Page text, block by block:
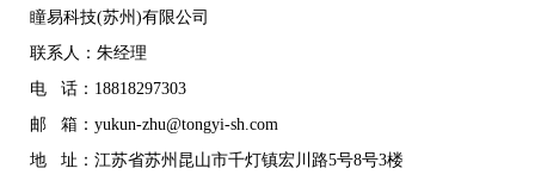
瞳易科技(苏州)有限公司
联系人：朱经理
电 话：18818297303
邮 箱：yukun-zhu@tongyi-sh.com
地 址：江苏省苏州昆山市千灯镇宏川路5号8号3楼